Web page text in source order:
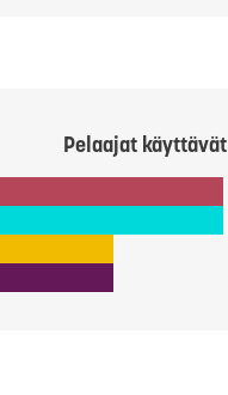
Pelaajat käyttävät